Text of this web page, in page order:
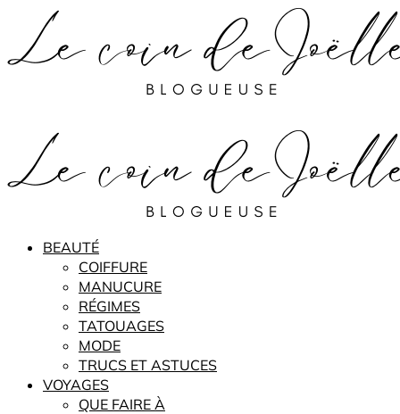
BEAUTÉ
COIFFURE
MANUCURE
RÉGIMES
TATOUAGES
MODE
TRUCS ET ASTUCES
VOYAGES
QUE FAIRE À